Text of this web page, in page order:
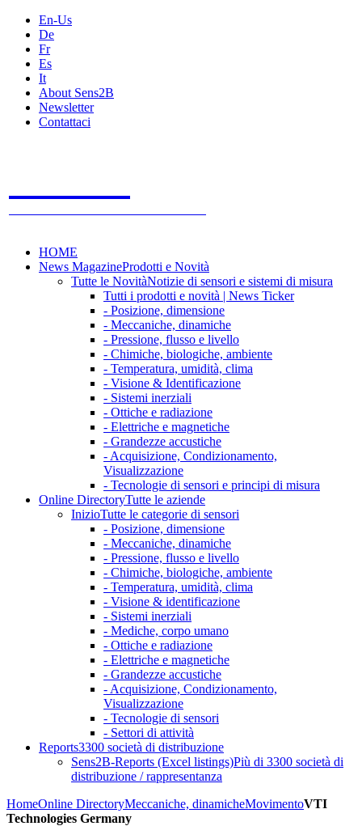
En-Us
De
Fr
Es
It
About Sens2B
Newsletter
Contattaci
HOME
News MagazineProdotti e Novità
Tutte le NovitàNotizie di sensori e sistemi di misura
Tutti i prodotti e novità | News Ticker
- Posizione, dimensione
- Meccaniche, dinamiche
- Pressione, flusso e livello
- Chimiche, biologiche, ambiente
- Temperatura, umidità, clima
- Visione & Identificazione
- Sistemi inerziali
- Ottiche e radiazione
- Elettriche e magnetiche
- Grandezze accustiche
- Acquisizione, Condizionamento,
Visualizzazione
- Tecnologie di sensori e principi di misura
Online DirectoryTutte le aziende
InizioTutte le categorie di sensori
- Posizione, dimensione
- Meccaniche, dinamiche
- Pressione, flusso e livello
- Chimiche, biologiche, ambiente
- Temperatura, umidità, clima
- Visione & identificazione
- Sistemi inerziali
- Mediche, corpo umano
- Ottiche e radiazione
- Elettriche e magnetiche
- Grandezze accustiche
- Acquisizione, Condizionamento,
Visualizzazione
- Tecnologie di sensori
- Settori di attività
Reports3300 società di distribuzione
Sens2B-Reports (Excel listings)Più di 3300 società di
distribuzione / rappresentanza
HomeOnline DirectoryMeccaniche, dinamicheMovimentoVTI
Technologies Germany